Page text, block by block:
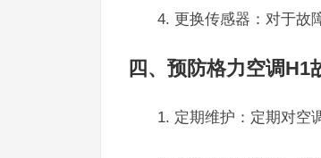
4. 更换传感器：对于故
四、预防格力空调H1
1. 定期维护：定期对空